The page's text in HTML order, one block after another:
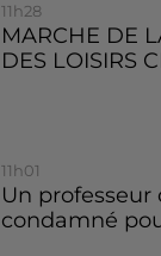
11h28
MARCHE DE
DES LOISIRS
11h01
Un
condamné